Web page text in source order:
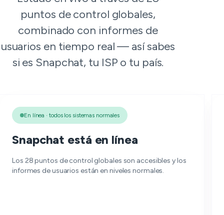
puntos de control globales,
combinado con informes de
usuarios en tiempo real — así sabes
si es Snapchat, tu ISP o tu país.
En línea · todos los sistemas normales
Snapchat está en línea
Los 28 puntos de control globales son accesibles y los
informes de usuarios están en niveles normales.